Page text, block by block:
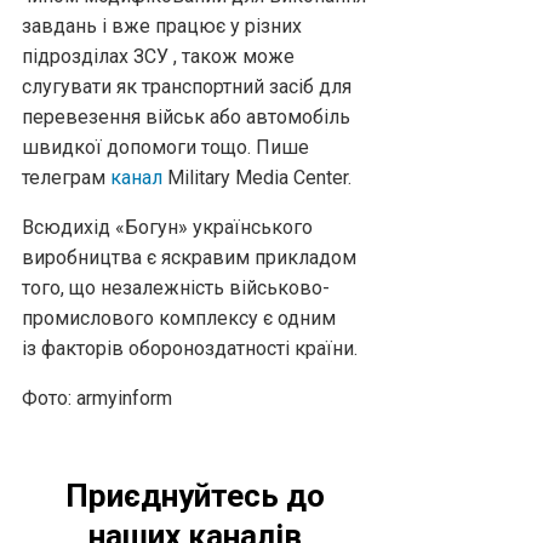
завдань і вже працює у різних
підрозділах ЗСУ , також може
слугувати як транспортний засіб для
перевезення військ або автомобіль
швидкої допомоги тощо. Пише
телеграм канал Military Media Center.
Всюдихід «Богун» українського
виробництва є яскравим прикладом
того, що незалежність військово-
промислового комплексу є одним
із факторів обороноздатності країни.
Фото: armyinform
Приєднуйтесь до